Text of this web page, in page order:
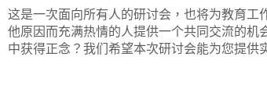
这是一次面向所有人的研讨会，也将为教育
他原因而充满热情的人提供一个共同交流的
中获得正念？我们希望本次研讨会能为您提供